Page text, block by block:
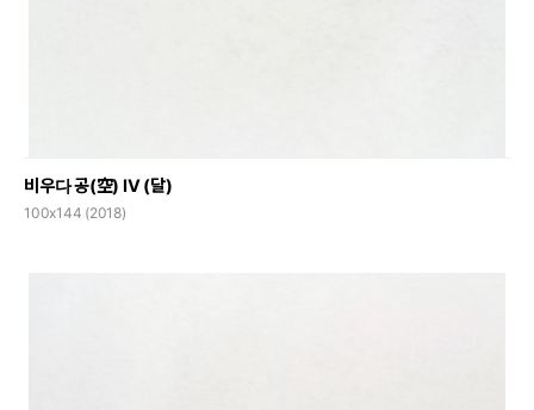
비우다 공(空) Ⅳ (달)
100x144 (2018)